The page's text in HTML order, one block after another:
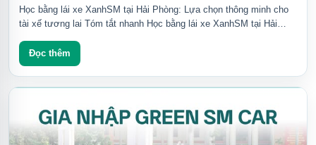
Học bằng lái xe XanhSM tại Hải Phòng: Lựa chọn thông minh cho
tài xế tương lai Tóm tắt nhanh Học bằng lái xe XanhSM tại Hải
Đọc thêm